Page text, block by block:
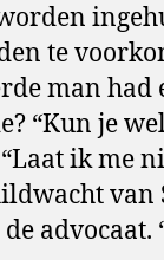
te
man
“Kun je
ik me
van
advocaat.